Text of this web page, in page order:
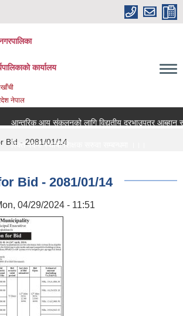
कार्यालय
नेपाल
आन्तरिक आय संकलनको लागि विद्युतीय दरभाउपत्र आब्हान
रिक्त पदमा स्थायी शिक्षक सरुवा सम्बन्धमा ।।।
Bid - 2081/01/14
Bid - 2081/01/14
04/29/2024 - 11:51